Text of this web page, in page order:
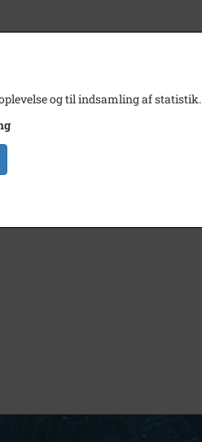
og til indsamling af statistik.